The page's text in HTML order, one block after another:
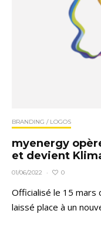
BRANDING / LOGOS
myenergy
et devient
01/06/2022 · 0
Officialisé le 15 mars
laissé place à un